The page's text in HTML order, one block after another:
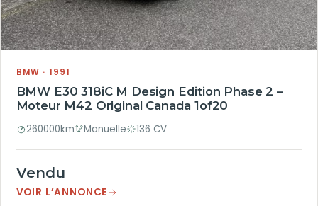
BMW · 1991
BMW E30 318iC M Design Edition Phase 2 –
Moteur M42 Original Canada 1of20
260000km Manuelle 136 CV
Vendu
VOIR L’ANNONCE